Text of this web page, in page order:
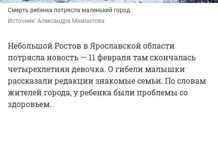
Смерть ребенка потрясла маленький город
Источник: Александра Мамонтова
Небольшой Ростов в Ярославской области
потрясла новость — 11 февраля там скончалась
четырехлетняя девочка. О гибели малышки
рассказали редакции знакомые семьи. По словам
жителей города, у ребенка были проблемы со
здоровьем.